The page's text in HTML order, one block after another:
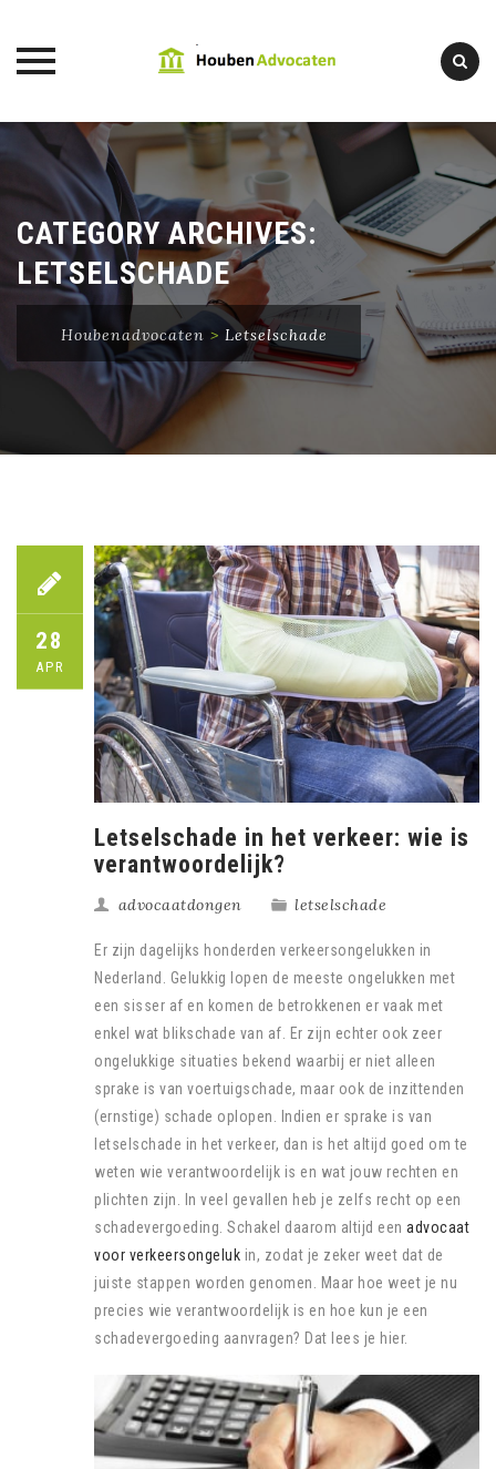
Skip
content
CATEGORY ARCHIVES:
LETSELSCHADE
Houbenadvocaten > Letselschade
28
APR
Letselschade in het verkeer: wie is
verantwoordelijk?
advocaatdongen letselschade
Er zijn dagelijks honderden verkeersongelukken in
Nederland. Gelukkig lopen de meeste ongelukken met
een sisser af en komen de betrokkenen er vaak met
enkel wat blikschade van af. Er zijn echter ook zeer
ongelukkige situaties bekend waarbij er niet alleen
sprake is van voertuigschade, maar ook de inzittenden
(ernstige) schade oplopen. Indien er sprake is van
letselschade in het verkeer, dan is het altijd goed om te
weten wie verantwoordelijk is en wat jouw rechten en
plichten zijn. In veel gevallen heb je zelfs recht op een
schadevergoeding. Schakel daarom altijd een advocaat
voor verkeersongeluk in, zodat je zeker weet dat de
juiste stappen worden genomen. Maar hoe weet je nu
precies wie verantwoordelijk is en hoe kun je een
schadevergoeding aanvragen? Dat lees je hier.